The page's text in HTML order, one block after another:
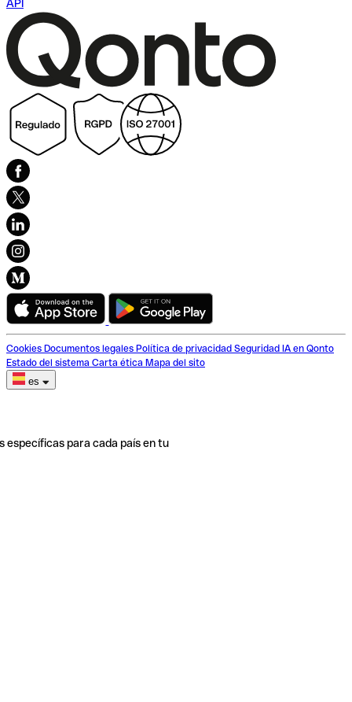
API
Cookies Documentos legales Política de privacidad Seguridad IA en Qonto
Estado del sistema Carta ética Mapa del sito
es
específicas para cada país en tu